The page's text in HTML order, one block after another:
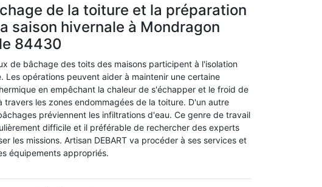
de la toiture et la préparation
saison hivernale à Mondragon
84430
de bâchage des toits des maisons participent à l'isolation
Les opérations peuvent aider à maintenir une certaine
en empêchant la chaleur de s'échapper et le froid de
travers les zones endommagées de la toiture. D'un autre
préviennent les infiltrations d'eau. Ce genre de travail
difficile et il préférable de rechercher des experts
les missions. Artisan DEBART va procéder à ses services et
équipements appropriés.